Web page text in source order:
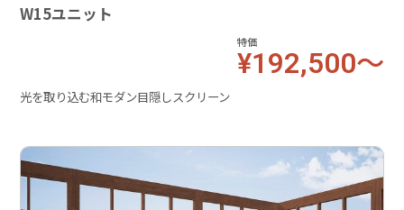
W15ユニット
特価
¥192,500～
光を取り込む和モダン目隠しスクリーン